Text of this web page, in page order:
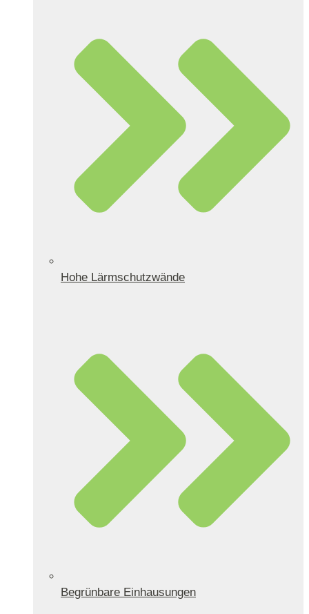
Hohe Lärmschutzwände
Begrünbare Einhausungen